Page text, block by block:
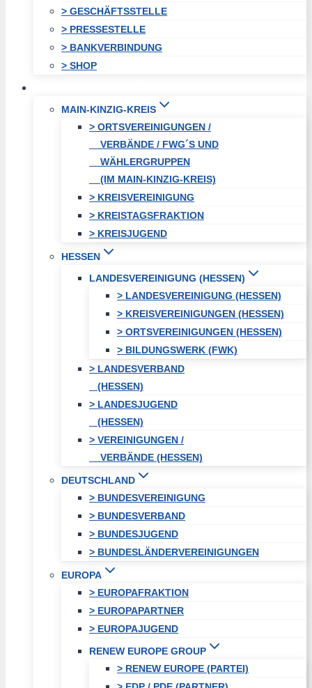
> GESCHÄFTSSTELLE
> PRESSESTELLE
> BANKVERBINDUNG
> SHOP
MAIN-KINZIG-KREIS
> ORTSVEREINIGUNGEN /
VERBÄNDE / FWG´S UND
WÄHLERGRUPPEN
(IM MAIN-KINZIG-KREIS)
> KREISVEREINIGUNG
> KREISTAGSFRAKTION
> KREISJUGEND
HESSEN
LANDESVEREINIGUNG (HESSEN)
> LANDESVEREINIGUNG (HESSEN)
> KREISVEREINIGUNGEN (HESSEN)
> ORTSVEREINIGUNGEN (HESSEN)
> BILDUNGSWERK (FWK)
> LANDESVERBAND
(HESSEN)
> LANDESJUGEND
(HESSEN)
> VEREINIGUNGEN /
VERBÄNDE (HESSEN)
DEUTSCHLAND
> BUNDESVEREINIGUNG
> BUNDESVERBAND
> BUNDESJUGEND
> BUNDESLÄNDERVEREINIGUNGEN
EUROPA
> EUROPAFRAKTION
> EUROPAPARTNER
> EUROPAJUGEND
RENEW EUROPE GROUP
> RENEW EUROPE (PARTEI)